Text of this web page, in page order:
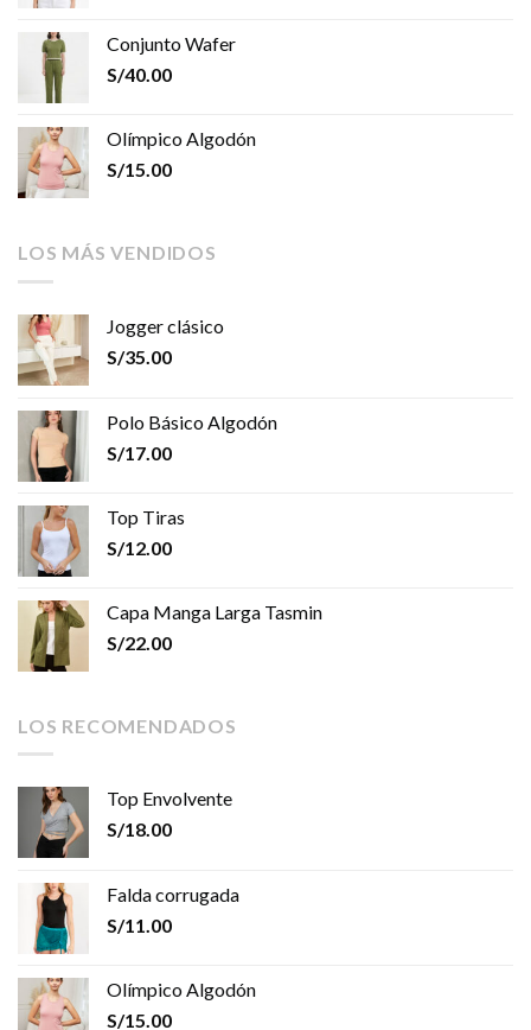
Conjunto Wafer
S/40.00
Olímpico Algodón
S/15.00
LOS MÁS VENDIDOS
Jogger clásico
S/35.00
Polo Básico Algodón
S/17.00
Top Tiras
S/12.00
Capa Manga Larga Tasmin
S/22.00
LOS RECOMENDADOS
Top Envolvente
S/18.00
Falda corrugada
S/11.00
Olímpico Algodón
S/15.00